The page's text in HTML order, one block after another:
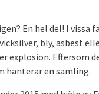
En hel del! I vissa
bly, asbest
Eftersom
hanterar en samling.